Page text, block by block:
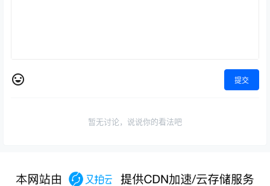
提交
暂无讨论，说说你的看法吧